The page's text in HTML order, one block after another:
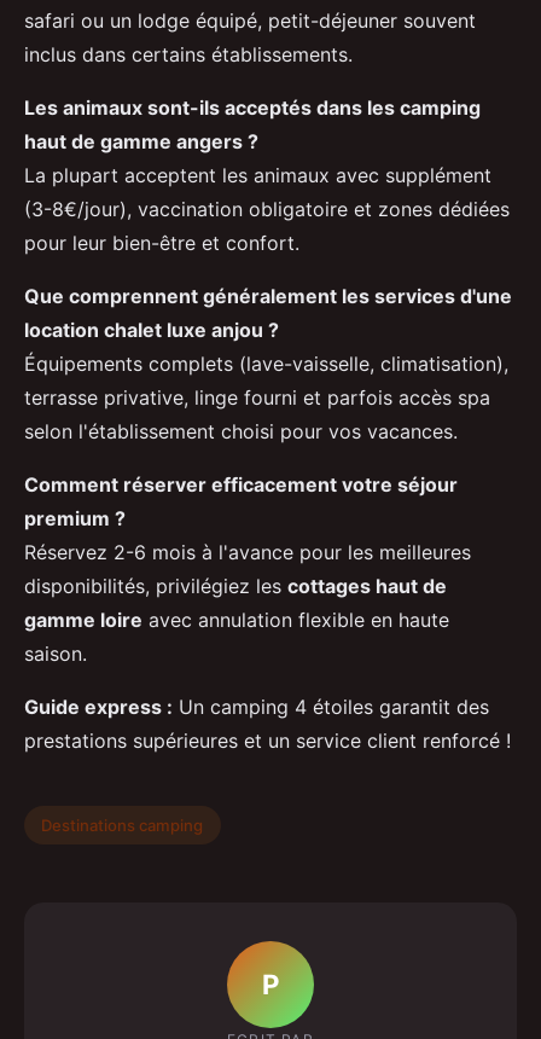
safari ou un lodge équipé, petit-déjeuner souvent
inclus dans certains établissements.
Les animaux sont-ils acceptés dans les camping
haut de gamme angers ?
La plupart acceptent les animaux avec supplément
(3-8€/jour), vaccination obligatoire et zones dédiées
pour leur bien-être et confort.
Que comprennent généralement les services d'une
location chalet luxe anjou ?
Équipements complets (lave-vaisselle, climatisation),
terrasse privative, linge fourni et parfois accès spa
selon l'établissement choisi pour vos vacances.
Comment réserver efficacement votre séjour
premium ?
Réservez 2-6 mois à l'avance pour les meilleures
disponibilités, privilégiez les cottages haut de
gamme loire avec annulation flexible en haute
saison.
Guide express : Un camping 4 étoiles garantit des
prestations supérieures et un service client renforcé !
Destinations camping
P